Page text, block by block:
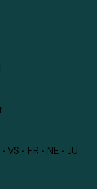
· VS · FR · NE · JU